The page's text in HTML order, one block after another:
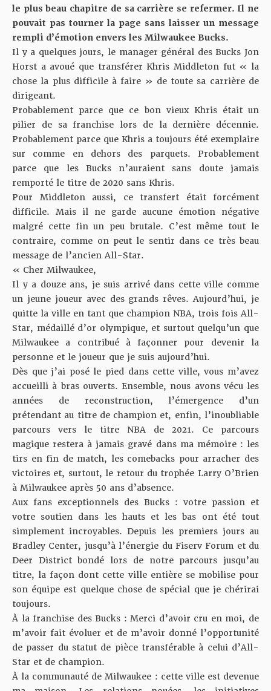
le plus beau chapitre de sa carrière se refermer. Il ne
pouvait pas tourner la page sans laisser un message
rempli d’émotion envers les Milwaukee Bucks.
Il y a quelques jours, le manager général des Bucks Jon
Horst a avoué que transférer Khris Middleton fut « la
chose la plus difficile à faire » de toute sa carrière de
dirigeant.
Probablement parce que ce bon vieux Khris était un
pilier de sa franchise lors de la dernière décennie.
Probablement parce que Khris a toujours été exemplaire
sur comme en dehors des parquets. Probablement
parce que les Bucks n’auraient sans doute jamais
remporté le titre de 2020 sans Khris.
Pour Middleton aussi, ce transfert était forcément
difficile. Mais il ne garde aucune émotion négative
malgré cette fin un peu brutale. C’est même tout le
contraire, comme on peut le sentir dans ce très beau
message de l’ancien All-Star.
« Cher Milwaukee,
Il y a douze ans, je suis arrivé dans cette ville comme
un jeune joueur avec des grands rêves. Aujourd’hui, je
quitte la ville en tant que champion NBA, trois fois All-
Star, médaillé d’or olympique, et surtout quelqu’un que
Milwaukee a contribué à façonner pour devenir la
personne et le joueur que je suis aujourd’hui.
Dès que j’ai posé le pied dans cette ville, vous m’avez
accueilli à bras ouverts. Ensemble, nous avons vécu les
années de reconstruction, l’émergence d’un
prétendant au titre de champion et, enfin, l’inoubliable
parcours vers le titre NBA de 2021. Ce parcours
magique restera à jamais gravé dans ma mémoire : les
tirs en fin de match, les comebacks pour arracher des
victoires et, surtout, le retour du trophée Larry O’Brien
à Milwaukee après 50 ans d’absence.
Aux fans exceptionnels des Bucks : votre passion et
votre soutien dans les hauts et les bas ont été tout
simplement incroyables. Depuis les premiers jours au
Bradley Center, jusqu’à l’énergie du Fiserv Forum et du
Deer District bondé lors de notre parcours jusqu’au
titre, la façon dont cette ville entière se mobilise pour
son équipe est quelque chose de spécial que je chérirai
toujours.
À la franchise des Bucks : Merci d’avoir cru en moi, de
m’avoir fait évoluer et de m’avoir donné l’opportunité
de passer du statut de pièce transférable à celui d’All-
Star et de champion.
À la communauté de Milwaukee : cette ville est devenue